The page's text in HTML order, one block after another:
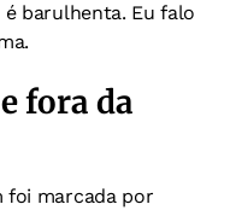
é barulhenta. Eu falo
fora da
foi marcada por